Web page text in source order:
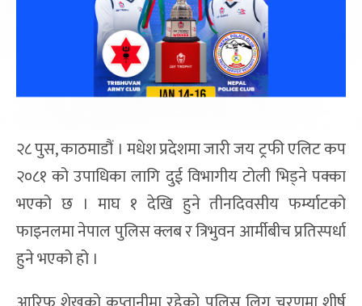
२८ पुस, काठमाडौं । मधेश प्रदेशमा जारी जय ट्रफी एलिट कप
२०८१ को उपाधिका लागि दुई विभागीय टोली भिड्ने पक्का
भएको छ । माघ १ देखि हुने तीनदिवसीय फर्म्याटको
फाइनलमा नेपाल पुलिस क्लब र त्रिभुवन आर्मीबीच प्रतिस्पर्धा
हुने भएको हो ।